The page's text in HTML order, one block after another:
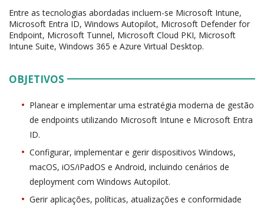
Entre as tecnologias abordadas incluem-se Microsoft Intune,
Microsoft Entra ID, Windows Autopilot, Microsoft Defender for
Endpoint, Microsoft Tunnel, Microsoft Cloud PKI, Microsoft
Intune Suite, Windows 365 e Azure Virtual Desktop.
OBJETIVOS
Planear e implementar uma estratégia moderna de gestão
de endpoints utilizando Microsoft Intune e Microsoft Entra
ID.
Configurar, implementar e gerir dispositivos Windows,
macOS, iOS/iPadOS e Android, incluindo cenários de
deployment com Windows Autopilot.
Gerir aplicações, políticas, atualizações e conformidade